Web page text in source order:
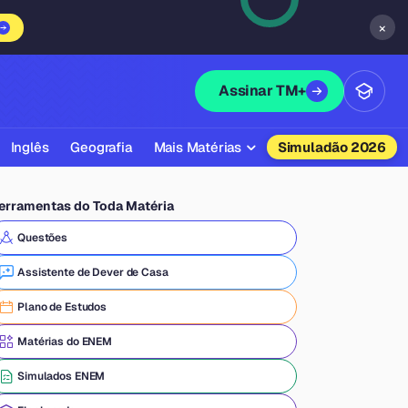
×
Assinar TM+
Inglês Geografia Mais Matérias
Química
Física
Filosofia
Literatura
Simuladão 2026
do Toda Matéria
Questões
Assistente de Dever de Casa
Plano de Estudos
Matérias do ENEM
Simulados ENEM